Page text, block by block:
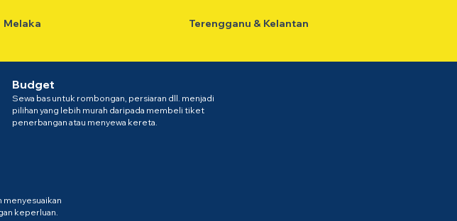
Melaka Terengganu & Kelantan
Budget
Sewa bas untuk rombongan, persiaran dll. menjadi
pilihan yang lebih murah daripada membeli tiket
penerbangan atau menyewa kereta.
menyesuaikan
keperluan.